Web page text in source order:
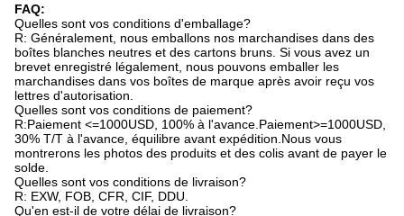
FAQ:
Quelles sont vos conditions d'emballage?
R: Généralement, nous emballons nos marchandises dans des
boîtes blanches neutres et des cartons bruns. Si vous avez un
brevet enregistré légalement, nous pouvons emballer les
marchandises dans vos boîtes de marque après avoir reçu vos
lettres d'autorisation.
Quelles sont vos conditions de paiement?
R:Paiement <=1000USD, 100% à l'avance.Paiement>=1000USD,
30% T/T à l'avance, équilibre avant expédition.Nous vous
montrerons les photos des produits et des colis avant de payer le
solde.
Quelles sont vos conditions de livraison?
R: EXW, FOB, CFR, CIF, DDU.
Qu'en est-il de votre délai de livraison?